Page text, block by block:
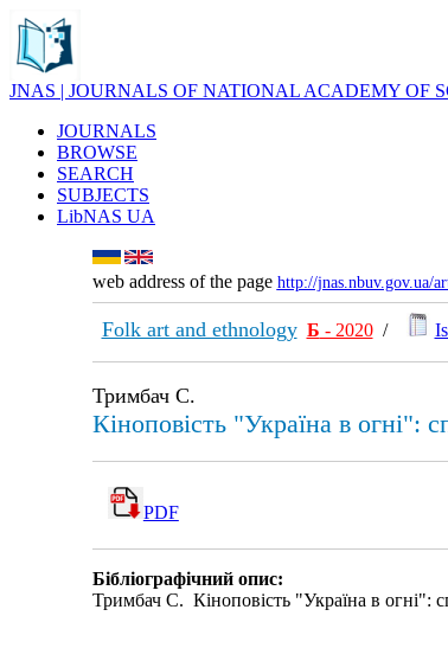
JNAS | JOURNALS OF NATIONAL ACADEMY OF
JOURNALS
BROWSE
SEARCH
SUBJECTS
LibNAS UA
web address of the page http://jnas.nbuv.gov.ua/
Folk art and ethnology Б - 2020/
Тримбач С.
Кіноповість "Україна в огні":
PDF
Бібліографічний опис:
Тримбач С. Кіноповість "Україна в огні":